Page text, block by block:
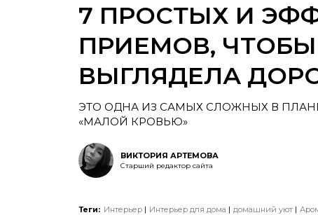
7 ПРОСТЫХ И
ПРИЕМОВ,
ВЫГЛЯДЕЛА
ЭТО ОДНА ИЗ САМЫХ СЛОЖНЫХ В
«МАЛОЙ КРОВЬЮ»
ВИКТОРИЯ АРТЕМОВА
Старший редактор сайта
Теги: Интерьер Интерьер для дома домашний уют